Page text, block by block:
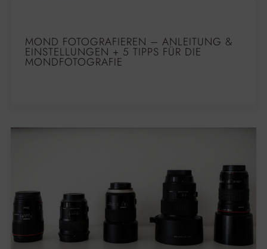
MOND FOTOGRAFIEREN – ANLEITUNG &
EINSTELLUNGEN + 5 TIPPS FÜR DIE
MONDFOTOGRAFIE